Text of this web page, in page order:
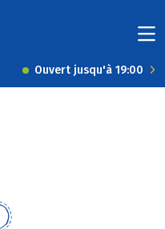
Ouvert jusqu'à 19:00